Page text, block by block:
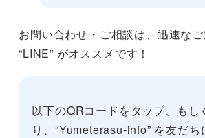
お問い合わせ・ご相談は、迅速な
“LINE” がオススメです！
以下のQRコードをタップ、もし
り、“Yumeterasu-info” を友だち